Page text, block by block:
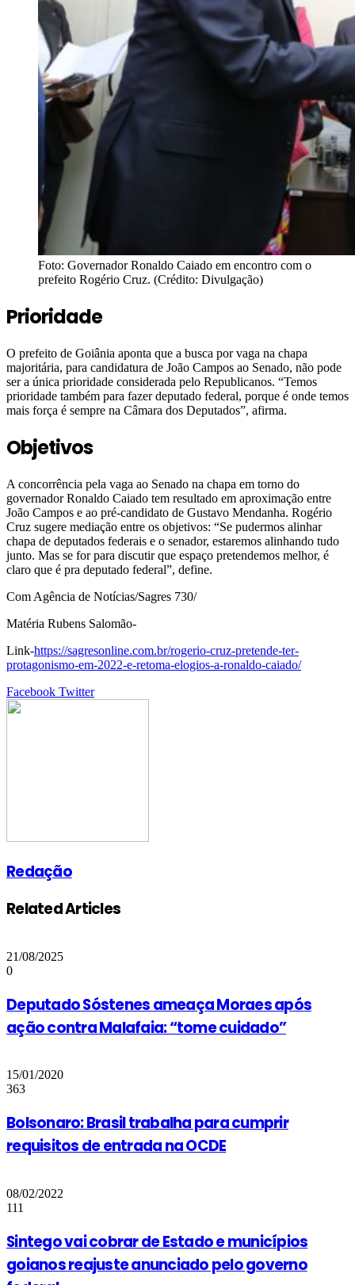
Foto: Governador Ronaldo Caiado em encontro com o
prefeito Rogério Cruz. (Crédito: Divulgação)
Prioridade
O prefeito de Goiânia aponta que a busca por vaga na chapa
majoritária, para candidatura de João Campos ao Senado, não pode
ser a única prioridade considerada pelo Republicanos. “Temos
prioridade também para fazer deputado federal, porque é onde temos
mais força é sempre na Câmara dos Deputados”, afirma.
Objetivos
A concorrência pela vaga ao Senado na chapa em torno do
governador Ronaldo Caiado tem resultado em aproximação entre
João Campos e ao pré-candidato de Gustavo Mendanha. Rogério
Cruz sugere mediação entre os objetivos: “Se pudermos alinhar
chapa de deputados federais e o senador, estaremos alinhando tudo
junto. Mas se for para discutir que espaço pretendemos melhor, é
claro que é pra deputado federal”, define.
Com Agência de Notícias/Sagres 730/
Matéria Rubens Salomão-
Link-https://sagresonline.com.br/rogerio-cruz-pretende-ter-
protagonismo-em-2022-e-retoma-elogios-a-ronaldo-caiado/
Facebook TwitterGoogle+
LinkedIn
StumbleUpon
Tumblr
Pinterest
Reddit
VKontakte
Share
Print
Redação
Related Articles
21/08/2025
0
Deputado Sóstenes ameaça Moraes após
ação contra Malafaia: “tome cuidado”
15/01/2020
363
Bolsonaro: Brasil trabalha para cumprir
requisitos de entrada na OCDE
08/02/2022
111
Sintego vai cobrar de Estado e municípios
goianos reajuste anunciado pelo governo